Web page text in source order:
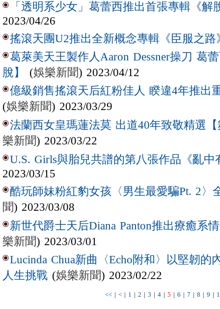
「透明系少女」葛蕾西推出首張專輯《解
2023/04/26
搖滾天團U2推出全新概念專輯《臣服之路
葛萊美天王製作人Aaron Dessner操刀 葛
脫】
(娛樂新聞) 2023/04/12
億級銷售搖滾天后紅粉佳人 睽違4年推出
(娛樂新聞) 2023/03/29
法蘭西女皇瑪蓮法莫 出道40年致敬精選
樂新聞) 2023/03/22
U.S. Girls與胎兒共譜的第八張作品《亂中
2023/03/15
酷玩師妹粉紅豹女孩〈男生最愛騙Pt. 2〉
聞) 2023/03/08
新世代爵士天后Diana Panton推出療癒系
樂新聞) 2023/03/01
Lucinda Chua新曲〈Echo附和〉以堅韌的
人生挑戰 (娛樂新聞) 2023/02/22
<<| <| 1 | 2 | 3 | 4| 5 | 6 | 7 | 8 | 9 |